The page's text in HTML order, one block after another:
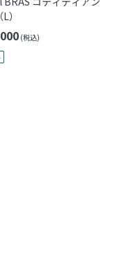
）